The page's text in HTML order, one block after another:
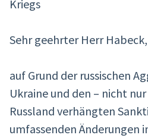
Kriegs
Sehr geehrter Herr Habeck,
auf Grund der russischen
Ukraine und den – nicht
Russland verhängten
umfassenden Änderungen